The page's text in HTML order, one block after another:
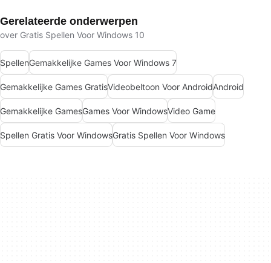
Gerelateerde onderwerpen
over Gratis Spellen Voor Windows 10
SpellenGemakkelijke Games Voor Windows 7
Gemakkelijke Games GratisVideobeltoon Voor AndroidAndroid
Gemakkelijke GamesGames Voor WindowsVideo Game
Spellen Gratis Voor WindowsGratis Spellen Voor Windows